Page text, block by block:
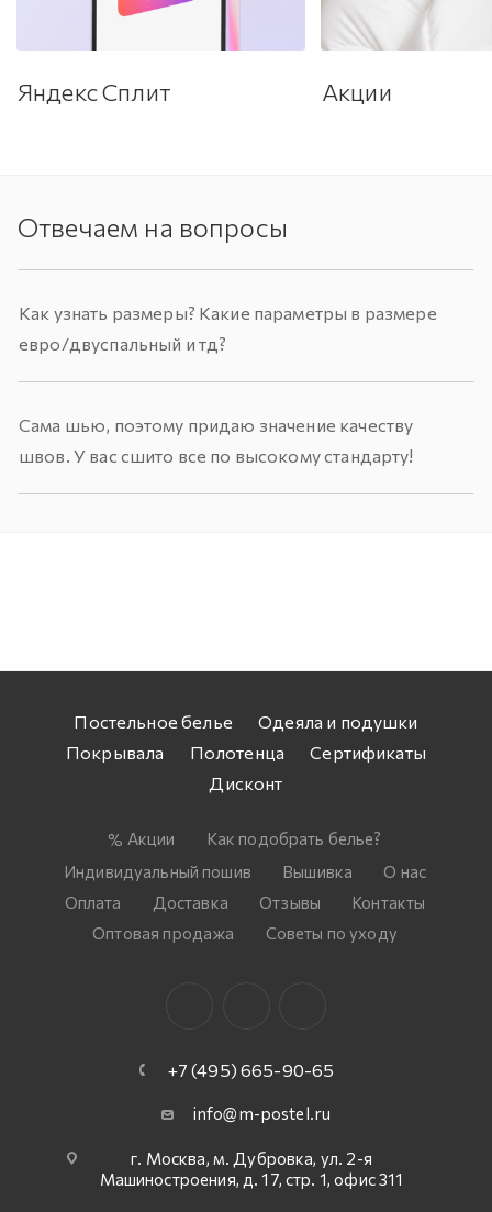
Яндекс Сплит Акции
Отвечаем на вопросы
Как узнать размеры? Какие параметры в размере
евро/двуспальный и тд?
Сама шью, поэтому придаю значение качеству
швов. У вас сшито все по высокому стандарту!
Постельное белье
Одеяла и подушки
Покрывала
Полотенца
Сертификаты
Дисконт
Акции
Как подобрать белье?
Индивидуальный пошив
Вышивка
О нас
Оплата
Доставка Отзывы
Контакты
Оптовая продажа
Советы по уходу
+7 (495) 665-90-65
info@m-postel.ru
г. Москва, м. Дубровка, ул. 2-я
Машиностроения, д. 17, стр. 1, офис 311